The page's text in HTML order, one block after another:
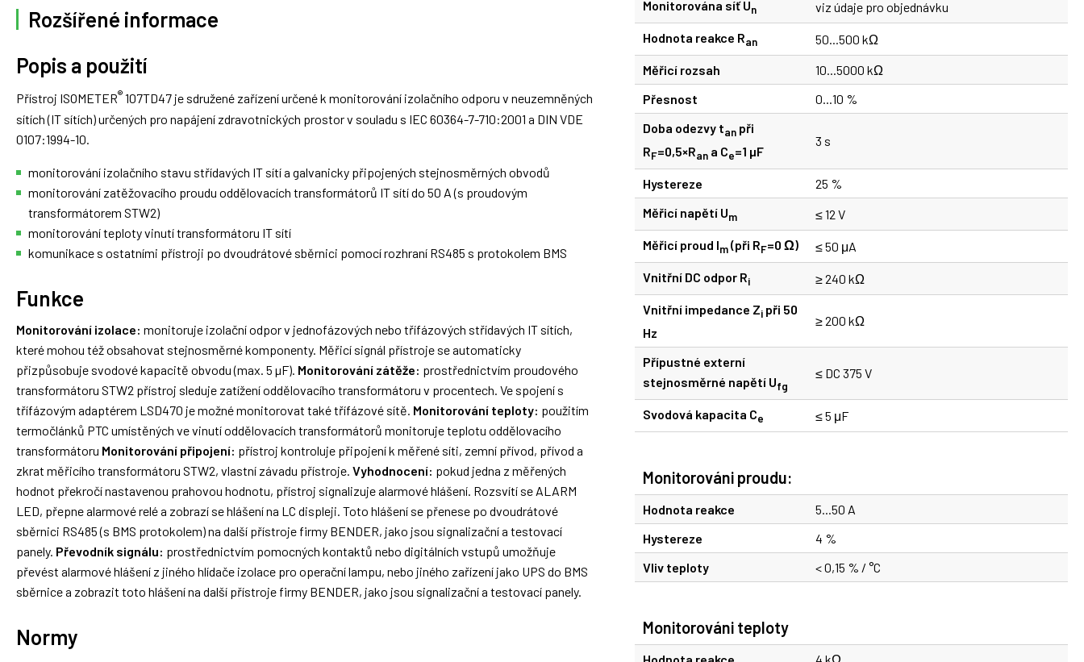
Rozšířené informace
Popis a použití
Přístroj ISOMETER®107TD47 je sdružené zařízení určené k monitorování izolačního odporu v neuzemněných
sítích (IT sítích) určených pro napájení zdravotnických prostor v souladu s IEC 60364-7-710:2001 a DIN VDE
0107:1994-10.
monitorování izolačního stavu střídavých IT sítí a galvanicky připojených stejnosměrných obvodů
monitorování zatěžovacího proudu oddělovacích transformátorů IT sítí do 50 A (s proudovým
transformátorem STW2)
monitorování teploty vinutí transformátoru IT sítí
komunikace s ostatními přístroji po dvoudrátové sběrnici pomocí rozhraní RS485 s protokolem BMS
Funkce
Monitorování izolace: monitoruje izolační odpor v jednofázových nebo třífázových střídavých IT sítích,
které mohou též obsahovat stejnosměrné komponenty. Měřicí signál přístroje se automaticky
přizpůsobuje svodové kapacitě obvodu (max. 5 µF). Monitorování zátěže: prostřednictvím proudového
transformátoru STW2 přístroj sleduje zatížení oddělovacího transformátoru v procentech. Ve spojení s
třífázovým adaptérem LSD470 je možné monitorovat také třífázové sítě. Monitorování teploty: použitím
termočlánků PTC umístěných ve vinutí oddělovacích transformátorů monitoruje teplotu oddělovacího
transformátoru Monitorování připojení: přístroj kontroluje připojení k měřené síti, zemní přívod, přívod a
zkrat měřicího transformátoru STW2, vlastní závadu přístroje. Vyhodnocení: pokud jedna z měřených
hodnot překročí nastavenou prahovou hodnotu, přístroj signalizuje alarmové hlášení. Rozsvítí se ALARM
LED, přepne alarmové relé a zobrazí se hlášení na LC displeji. Toto hlášení se přenese po dvoudrátové
sběrnici RS485 (s BMS protokolem) na další přístroje firmy BENDER, jako jsou signalizační a testovací
panely. Převodník signálu: prostřednictvím pomocných kontaktů nebo digitálních vstupů umožňuje
převést alarmové hlášení z jiného hlídače izolace pro operační lampu, nebo jiného zařízení jako UPS do BMS
sběrnice a zobrazit toto hlášení na další přístroje firmy BENDER, jako jsou signalizační a testovací panely.
Normy
Monitorována síť Un
viz údaje pro objednávku
Hodnota reakce Ran
50...500 kΩ
Měřicí rozsah
10...5000 kΩ
Přesnost
0...10 %
Doba odezvy tanpři
RF=0,5×Rana Ce=1 µF
3 s
Hystereze
25 %
Měřicí napětí Um
≤ 12 V
Měřicí proud Im(při RF=0 Ω)
≤ 50 μA
Vnitřní DC odpor Ri
≥ 240 kΩ
Vnitřní impedance Zipři 50
Hz
≥ 200 kΩ
Přípustné externí
stejnosměrné napětí Ufg
≤ DC 375 V
Svodová kapacita Ce ≤ 5 μF
Monitorováni proudu:
Hodnota reakce
5...50 A
Hystereze
4 %
Vliv teploty
< 0,15 % / °C
Monitorováni teploty